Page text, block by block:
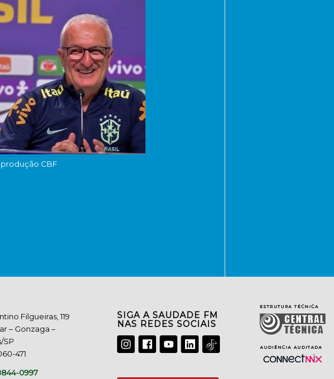
CBF
Filgueiras, 119
– Gonzaga –
SP
471
0997
SIGA A SAUDADE FM
NAS REDES SOCIAIS